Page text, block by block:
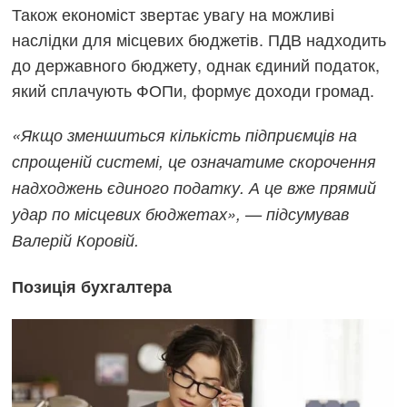
Також економіст звертає увагу на можливі
наслідки для місцевих бюджетів. ПДВ надходить
до державного бюджету, однак єдиний податок,
який сплачують ФОПи, формує доходи громад.
«Якщо зменшиться кількість підприємців на
спрощеній системі, це означатиме скорочення
надходжень єдиного податку. А це вже прямий
удар по місцевих бюджетах», — підсумував
Валерій Коровій.
Позиція бухгалтера